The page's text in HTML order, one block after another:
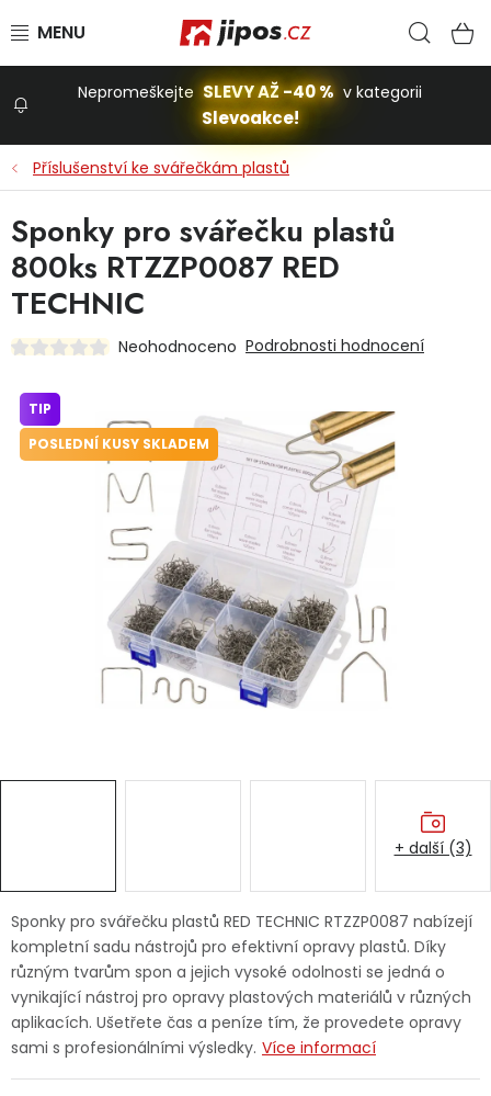
Stavba a dům
Dílna
Domácnost
Dětská hřiště
Autodoplňky
Vánoce
Ochranné pomůcky
Jaký je aktuální stav mé objednávky?
Nepromeškejte SLEVY AŽ -40 % v kategorii
Slevoakce!
Příslušenství ke svářečkám plastů
Sponky pro svářečku plastů RED TECHNIC RTZZP0087 nabízejí
kompletní sadu nástrojů pro efektivní opravy plastů. Díky
různým tvarům spon a jejich vysoké odolnosti se jedná o
vynikající nástroj pro opravy plastových materiálů v různých
aplikacích. Ušetřete čas a peníze tím, že provedete opravy
sami s profesionálními výsledky. Více informací
Sponky pro svářečku plastů
800ks RTZZP0087 RED
TECHNIC
Neohodnoceno Podrobnosti hodnocení
TIP
POSLEDNÍ KUSY SKLADEM
+ další (3)